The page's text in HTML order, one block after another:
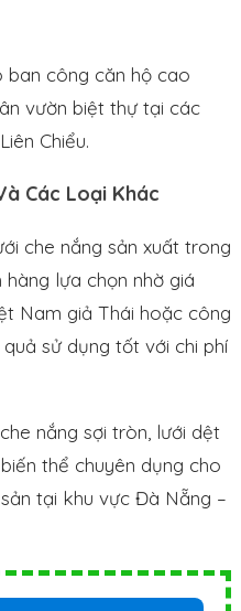
công căn hộ cao
vườn biệt thự tại các
Chiểu.
Các Loại Khác
che nắng sản xuất trong
lựa chọn nhờ giá
Nam giả Thái hoặc công
sử dụng tốt với chi phí
nắng sợi tròn, lưới dệt
thể chuyên dụng cho
tại khu vực Đà Nẵng –